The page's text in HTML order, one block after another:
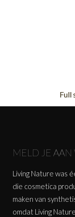
Full
MELD JE
Living Nature was
die cosmetica
maken van
omdat Living